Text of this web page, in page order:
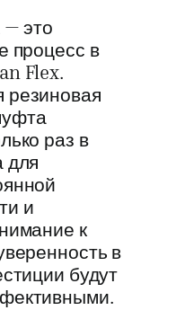
— это
процесс в
Flex.
раз в
для
и
к
в
будут